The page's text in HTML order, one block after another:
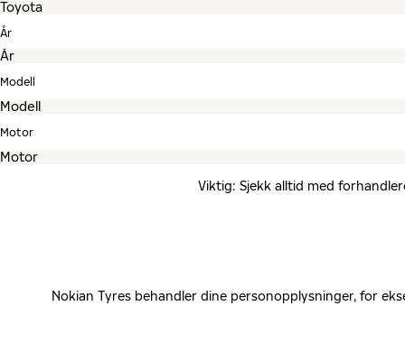
År
Modell
Motor
Viktig: Sjekk alltid med
Nokian Tyres behandler dine personopplysninger, for